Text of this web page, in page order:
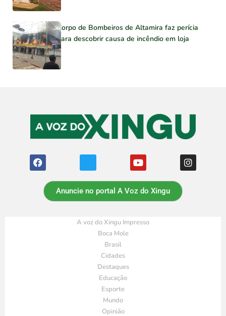
Corpo de Bombeiros de Altamira faz perícia
para descobrir causa de incêndio em loja
Anuncie no portal A Voz do Xingu
A voz do Xingu Impresso
Boca Mole
Brasil
Cidades
Destaques
Educação
Esporte
Mundo
Opinião